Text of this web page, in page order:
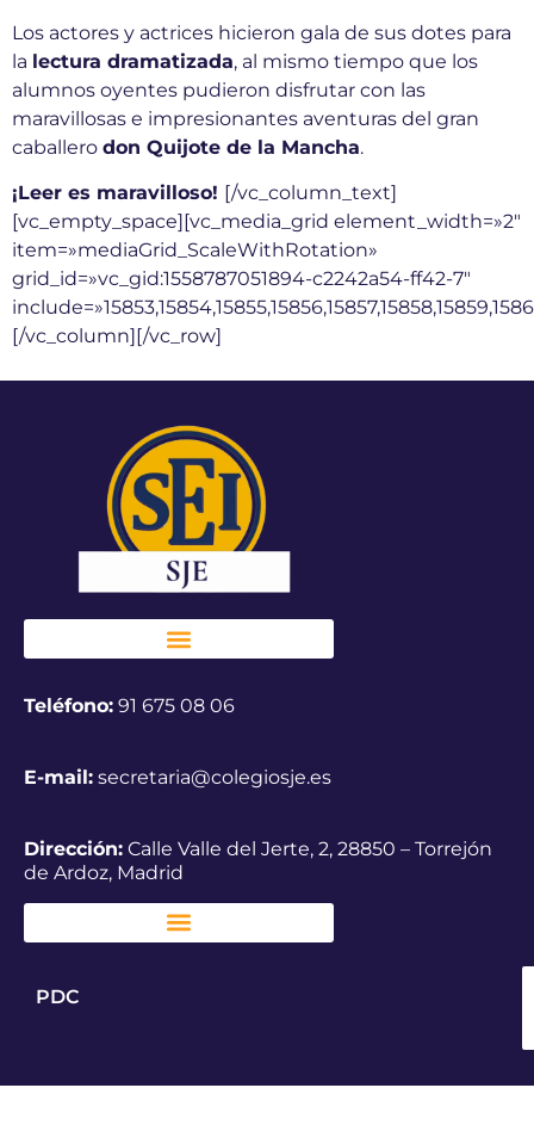
Los actores y actrices hicieron gala de sus dotes para
la lectura dramatizada, al mismo tiempo que los
alumnos oyentes pudieron disfrutar con las
maravillosas e impresionantes aventuras del gran
caballero don Quijote de la Mancha.
¡Leer es maravilloso! [/vc_column_text]
[vc_empty_space][vc_media_grid element_width=»2″
item=»mediaGrid_ScaleWithRotation»
grid_id=»vc_gid:1558787051894-c2242a54-ff42-7″
[/vc_column][/vc_row]
Teléfono: 91 675 08 06
E-mail: secretaria@colegiosje.es
Dirección: Calle Valle del Jerte, 2, 28850 – Torrejón
de Ardoz, Madrid
PDC